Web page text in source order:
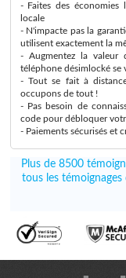
- Faites des économies
locale
- N'impacte pas la
utilisent exactement la
- Augmentez la valeur
téléphone désimlocké se
- Tout se fait à
occupons de tout !
- Pas besoin de
code pour débloquer
- Paiements sécurisés et
Plus de 8500
tous les